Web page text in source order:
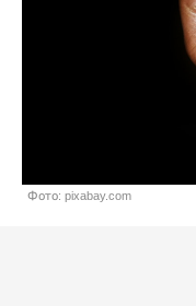
Фото: pixabay.com